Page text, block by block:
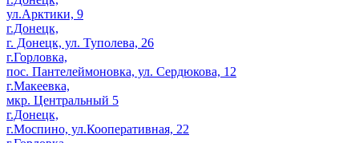
ул.Арктики, 9
г.Донецк,
г. Донецк, ул. Туполева, 26
г.Горловка,
пос. Пантелеймоновка, ул. Сердюкова, 12
г.Макеевка,
мкр. Центральный 5
г.Донецк,
г.Моспино, ул.Кооперативная, 22